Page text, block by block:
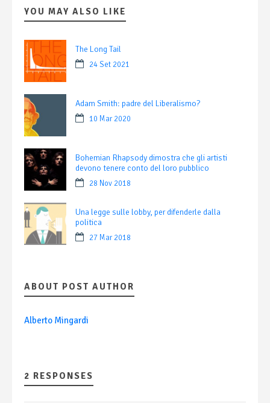
YOU MAY ALSO LIKE
The Long Tail
24 Set 2021
Adam Smith: padre del Liberalismo?
10 Mar 2020
Bohemian Rhapsody dimostra che gli artisti
devono tenere conto del loro pubblico
28 Nov 2018
Una legge sulle lobby, per difenderle dalla
politica
27 Mar 2018
ABOUT POST AUTHOR
Alberto Mingardi
2 RESPONSES